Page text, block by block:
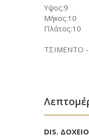
Υψος:9
Μήκος:10
Πλάτος:10
ΤΣΙΜΕΝΤΟ -
DIS.